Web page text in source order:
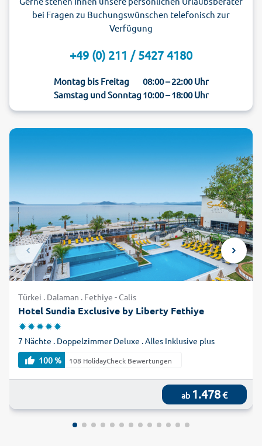
bei Fragen zu Buchungswünschen telefonisch zur
Verfügung
+49 (0) 211 / 5427 4180
Montag bis Freitag
08:00 – 22:00 Uhr
Samstag und Sonntag10:00 – 18:00 Uhr
Türkei . Dalaman . Fethiye - Calis
Hotel Sundia Exclusive by Liberty Fethiye
7 Nächte . Doppelzimmer Deluxe . Alles Inklusive plus
100 %
108 HolidayCheck Bewertungen
ab 1.478€